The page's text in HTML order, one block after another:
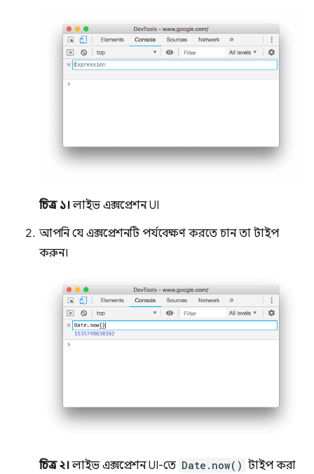
চিত্র ১।লাইভ এক্সপ্রেশন UI
আপনি যে এক্সপ্রেশনটি পর্যবেক্ষণ করতে চান তা টাইপ
করুন।
চিত্র ২।লাইভ এক্সপ্রেশন UI-তে Date.now() টাইপ করা